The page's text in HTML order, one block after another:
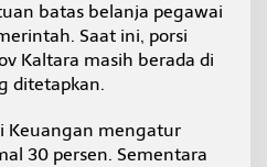
batas belanja pegawai
Saat ini, porsi
Kaltara masih berada di
ditetapkan.
Keuangan mengatur
30 persen. Sementara